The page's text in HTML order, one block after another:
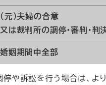
（元）夫婦の合意
又は裁判所の調停・審判・判
婚姻期間中全部
や訴訟を行う場合は、よ